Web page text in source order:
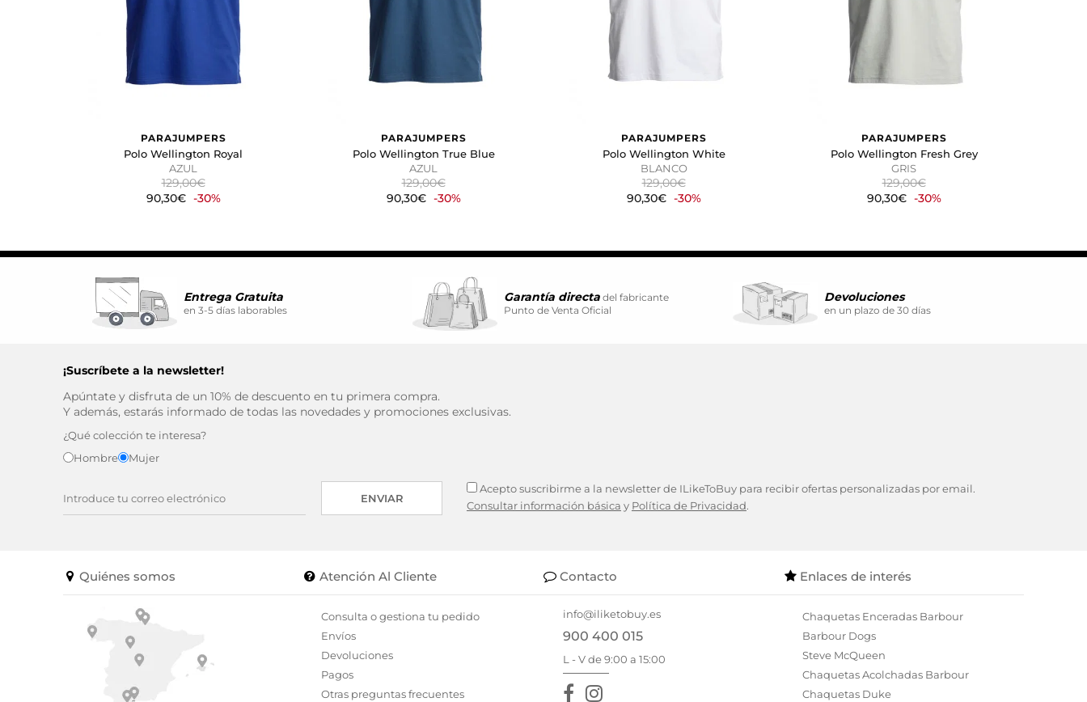
PARAJUMPERS
Polo Wellington Royal
AZUL
129,00€
90,30€ -30%
PARAJUMPERS
Polo Wellington True Blue
AZUL
129,00€
90,30€ -30%
PARAJUMPERS
Polo Wellington White
BLANCO
129,00€
90,30€ -30%
PARAJUMPERS
Polo Wellington Fresh Grey
GRIS
129,00€
90,30€ -30%
Entrega Gratuita
en 3-5 días laborables
Garantía directadel fabricante
Punto de Venta Oficial
Devoluciones
en un plazo de 30 días
¡Suscríbete a la newsletter!
Apúntate y disfruta de un 10% de descuento en tu primera compra.
Y además, estarás informado de todas las novedades y promociones exclusivas.
¿Qué colección te interesa?
Hombre
Mujer
ENVIAR
Acepto suscribirme a la newsletter de ILikeToBuy para recibir ofertas personalizadas por email.
Consultar información básica y Política de Privacidad.
Quiénes somos Atención Al Cliente
Consulta o gestiona tu pedido
Envíos
Devoluciones
Pagos
Otras preguntas frecuentes
Contacto
info@iliketobuy.es
900 400 015
L - V de 9:00 a 15:00
Enlaces de interés
Chaquetas Enceradas Barbour
Barbour Dogs
Steve McQueen
Chaquetas Acolchadas Barbour
Chaquetas Duke
GUARDAR CONFIGURACIÓN
nuestrapolítica de cookies